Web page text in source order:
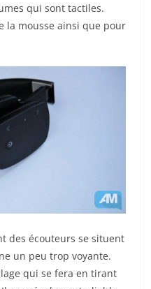
qui sont tactiles.
la mousse ainsi que pour
des écouteurs se situent
un peu trop voyante.
qui se fera en tirant